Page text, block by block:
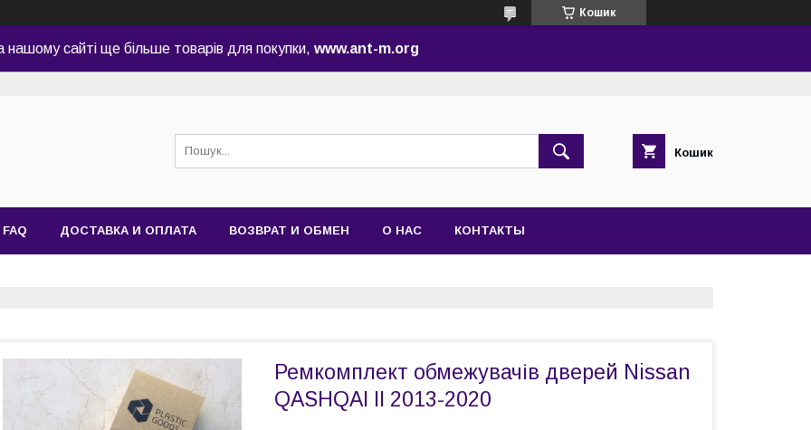
Кошик
нашому сайті ще більше товарів для покупки, www.ant-m.org
Кошик
FAQ ДОСТАВКА И ОПЛАТА ВОЗВРАТ И ОБМЕН О НАС КОНТАКТЫ
Ремкомплект обмежувачів дверей Nissan
QASHQAI II 2013-2020